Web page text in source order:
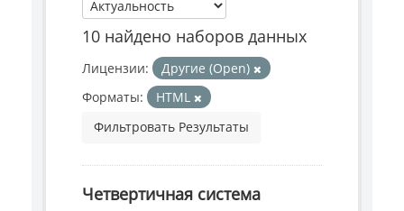
10 найдено наборов данных
Лицензии:
Другие (Open)
Форматы:
HTML
Фильтровать Результаты
Четвертичная система